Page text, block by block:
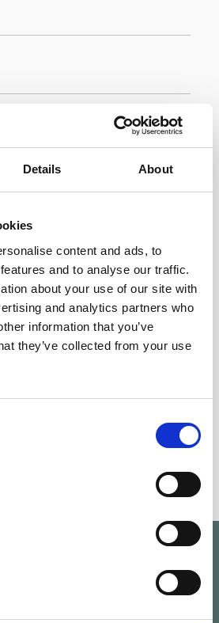
Details About
content and ads, to
and to analyse our traffic.
about your use of our site with
and analytics partners who
information that you’ve
they’ve collected from your use
zu Neuigkeiten,
erhalten.
gelesen &
Felder sind